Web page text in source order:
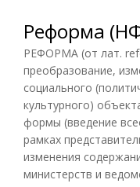
Реформа
РЕФОРМА (от лат.
преобразование,
социального
культурного)
формы (введение
рамках
изменения
министерств и